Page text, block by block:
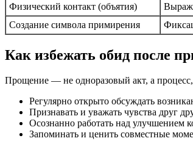
Физический контакт (объятия)
Создание символа примирения
Как избежать обид после
Прощение — не одноразовый акт, а
Регулярно открыто обсуждать
Признавать и уважать чувства друг
Осознанно работать над улучшением
Запоминать и ценить совместные